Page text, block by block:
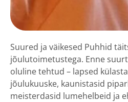
Suured ja väikesed Puhhid
jõulutoimetustega. Enne
oluline tehtud – lapsed
jõulukuuske, kaunistasid
meisterdasid lumehelbeid ja